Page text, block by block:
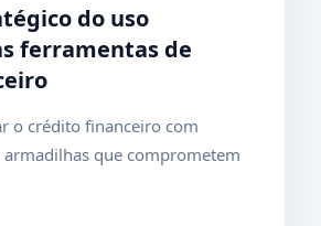
do uso
ferramentas de
o crédito financeiro com
que comprometem